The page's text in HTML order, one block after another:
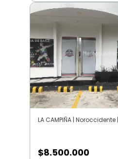
LA CAMPIÑA |
$8.500.000